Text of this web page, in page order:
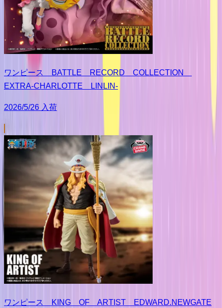
ワンピース BATTLE RECORD COLLECTION
EXTRA-CHARLOTTE LINLIN-
2026/5/26 入荷
ワンピース KING OF ARTIST EDWARD.NEWGATE